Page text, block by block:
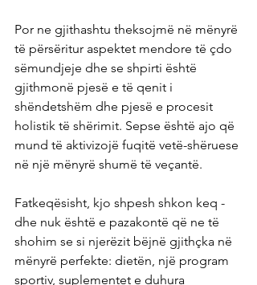
Por ne gjithashtu theksojmë në mënyrë
të përsëritur aspektet mendore të çdo
sëmundjeje dhe se shpirti është
gjithmonë pjesë e të qenit i
shëndetshëm dhe pjesë e procesit
holistik të shërimit. Sepse është ajo që
mund të aktivizojë fuqitë vetë-shëruese
në një mënyrë shumë të veçantë.
Fatkeqësisht, kjo shpesh shkon keq -
dhe nuk është e pazakontë që ne të
shohim se si njerëzit bëjnë gjithçka në
mënyrë perfekte: dietën, një program
sportiv, suplementet e duhura